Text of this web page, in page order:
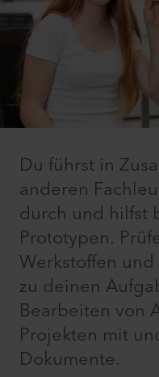
Du führst in
anderen
durch und hilfst
Prototypen.
Werkstoffen
zu deinen
Bearbeiten von
Projekten mit
Dokumente.